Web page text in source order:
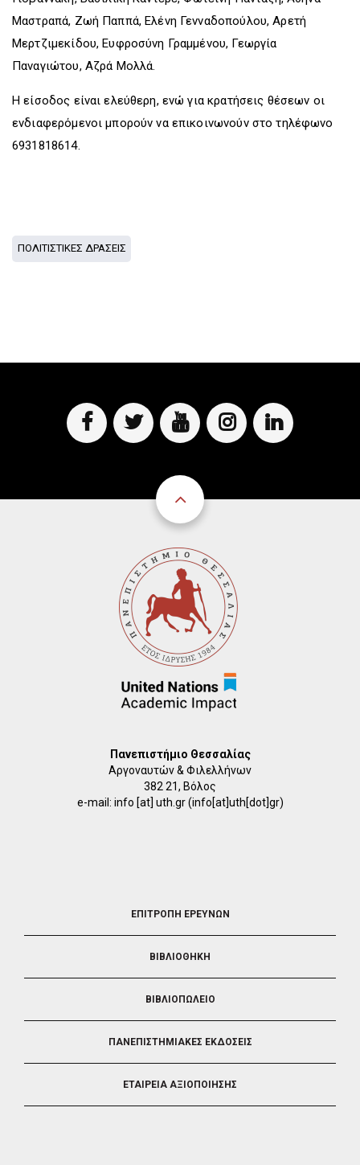
Μαστραπά, Ζωή Παππά, Ελένη Γενναδοπούλου, Αρετή
Μερτζιμεκίδου, Ευφροσύνη Γραμμένου, Γεωργία
Παναγιώτου, Αζρά Μολλά.
Η είσοδος είναι ελεύθερη, ενώ για κρατήσεις θέσεων οι
ενδιαφερόμενοι μπορούν να επικοινωνούν στο τηλέφωνο
6931818614.
ΠΟΛΙΤΙΣΤΙΚΕΣ ΔΡΑΣΕΙΣ
Πανεπιστήμιο Θεσσαλίας
Αργοναυτών & Φιλελλήνων
382 21, Βόλος
e-mail: info [at] uth.gr(info[at]uth[dot]gr)
ΕΠΙΤΡΟΠΗ ΕΡΕΥΝΩΝ
ΒΙΒΛΙΟΘΗΚΗ
ΒΙΒΛΙΟΠΩΛΕΙΟ
ΠΑΝΕΠΙΣΤΗΜΙΑΚΕΣ ΕΚΔΟΣΕΙΣ
ΕΤΑΙΡΕΙΑ ΑΞΙΟΠΟΙΗΣΗΣ